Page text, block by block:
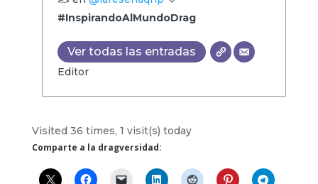
#InspirandoAlMundoDrag
Ver todas las entradas
Editor
Visited 36 times, 1 visit(s) today
Comparte a la dragversidad: